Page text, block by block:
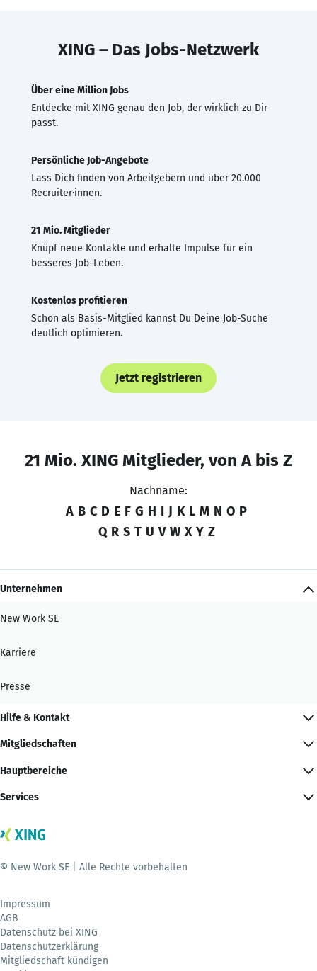
XING – Das Jobs-Netzwerk
Über eine Million Jobs
Entdecke mit XING genau den Job, der wirklich zu Dir
passt.
Persönliche Job-Angebote
Lass Dich finden von Arbeitgebern und über 20.000
Recruiter·innen.
21 Mio. Mitglieder
Knüpf neue Kontakte und erhalte Impulse für ein
besseres Job-Leben.
Kostenlos profitieren
Schon als Basis-Mitglied kannst Du Deine Job-Suche
deutlich optimieren.
Jetzt registrieren
21 Mio. XING Mitglieder, von A bis Z
Nachname:
A B C D E F G H I J K L M N O P
Q R S T U V W X Y Z
Unternehmen
New Work SE
Karriere
Presse
Hilfe & Kontakt
Mitgliedschaften
Hauptbereiche
Services
© New Work SE | Alle Rechte vorbehalten
Impressum
AGB
Datenschutz bei XING
Datenschutzerklärung
Mitgliedschaft kündigen